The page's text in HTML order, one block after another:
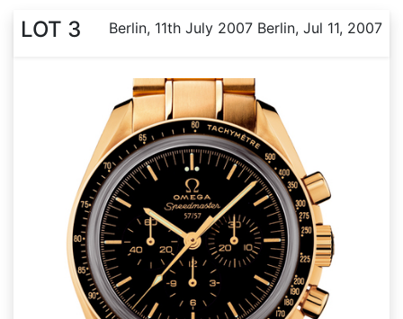
LOT 3 Berlin, 11th July 2007 Berlin, Jul 11, 2007